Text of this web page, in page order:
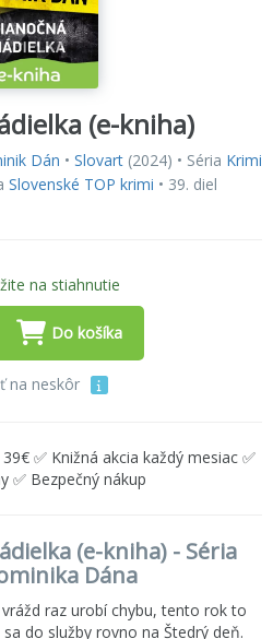
(e-kniha)
Dán • Slovart(2024) • Séria Krimi
Slovenské TOP krimi • 39. diel
na stiahnutie
Do košíka
na neskôr
✅ Knižná akcia každý mesiac ✅
✅ Bezpečný nákup
(e-kniha) - Séria
Dána
raz urobí chybu, tento rok to
do služby rovno na Štedrý deň.